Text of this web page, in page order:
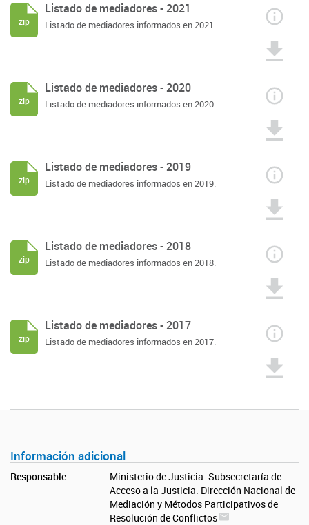
Listado de mediadores - 2021
Listado de mediadores informados en 2021.
zip
Listado de mediadores - 2020
Listado de mediadores informados en 2020.
zip
Listado de mediadores - 2019
Listado de mediadores informados en 2019.
zip
Listado de mediadores - 2018
Listado de mediadores informados en 2018.
zip
Listado de mediadores - 2017
Listado de mediadores informados en 2017.
zip
Información adicional
Responsable
Ministerio de Justicia. Subsecretaría de
Acceso a la Justicia. Dirección Nacional de
Mediación y Métodos Participativos de
Resolución de Conflictos